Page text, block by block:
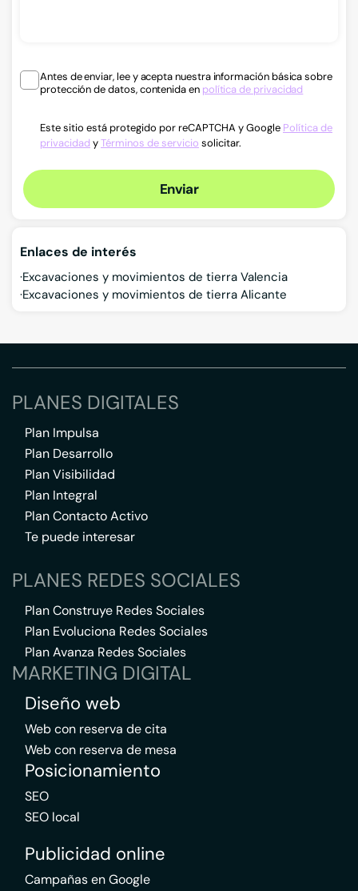
Antes de enviar, lee y acepta nuestra información básica sobre
protección de datos, contenida en política de privacidad
Este sitio está protegido por reCAPTCHA y Google Política de
privacidad yTérminos de servicio solicitar.
Enviar
Enlaces de interés
Excavaciones y movimientos de tierra Valencia
Excavaciones y movimientos de tierra Alicante
PLANES DIGITALES
Plan Impulsa
Plan Desarrollo
Plan Visibilidad
Plan Integral
Plan Contacto Activo
Te puede interesar
PLANES REDES SOCIALES
Plan Construye Redes Sociales
Plan Evoluciona Redes Sociales
Plan Avanza Redes Sociales
MARKETING DIGITAL
Diseño web
Web con reserva de cita
Web con reserva de mesa
Posicionamiento
SEO
SEO local
Publicidad online
Campañas en Google